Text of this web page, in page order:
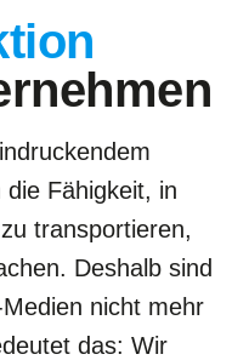
Fähigkeit, in
transportieren,
Deshalb sind
nicht mehr
das: Wir